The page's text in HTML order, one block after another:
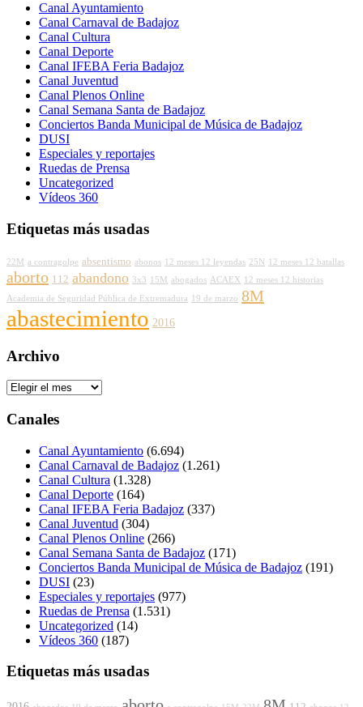
Canal Ayuntamiento
Canal Carnaval de Badajoz
Canal Cultura
Canal Deporte
Canal IFEBA Feria Badajoz
Canal Juventud
Canal Plenos Online
Canal Semana Santa de Badajoz
Conciertos Banda Municipal de Música de Badajoz
DUSI
Especiales y reportajes
Ruedas de Prensa
Uncategorized
Vídeos 360
Etiquetas más usadas
22M a contragolpe absentismo abonos 12 meses 12 leyendas 25N 12 meses 12 batallas
aborto 112 abandono 3x3 15M abogados ACAEX 12 meses 12 historias
Academia de Seguridad Pública de Extremadura 19 de marzo 8M
abastecimiento 2016
Archivo
Archivo
Canales
Canal Ayuntamiento (6.694)
Canal Carnaval de Badajoz (1.261)
Canal Cultura (1.328)
Canal Deporte (164)
Canal IFEBA Feria Badajoz (337)
Canal Juventud (304)
Canal Plenos Online (266)
Canal Semana Santa de Badajoz (171)
Conciertos Banda Municipal de Música de Badajoz (191)
DUSI (23)
Especiales y reportajes (977)
Ruedas de Prensa (1.531)
Uncategorized (14)
Vídeos 360 (187)
Etiquetas más usadas